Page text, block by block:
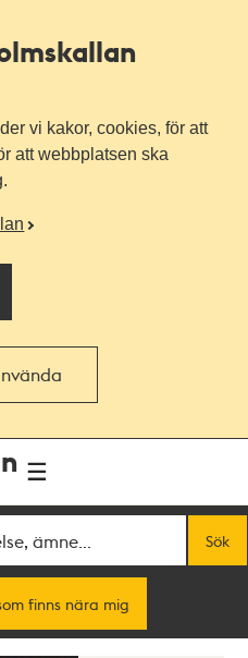
vi kakor, cookies, för att
att webbplatsen ska
Sök
finns nära mig